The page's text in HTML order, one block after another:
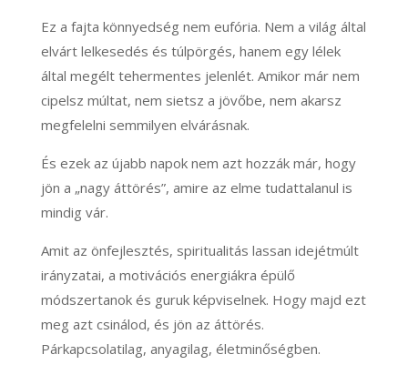
Ez a fajta könnyedség nem eufória. Nem a világ által
elvárt lelkesedés és túlpörgés, hanem egy lélek
által megélt tehermentes jelenlét. Amikor már nem
cipelsz múltat, nem sietsz a jövőbe, nem akarsz
megfelelni semmilyen elvárásnak.
És ezek az újabb napok nem azt hozzák már, hogy
jön a „nagy áttörés”, amire az elme tudattalanul is
mindig vár.
Amit az önfejlesztés, spiritualitás lassan idejétmúlt
irányzatai, a motivációs energiákra épülő
módszertanok és guruk képviselnek. Hogy majd ezt
meg azt csinálod, és jön az áttörés.
Párkapcsolatilag, anyagilag, életminőségben.